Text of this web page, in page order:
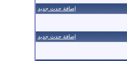
إضافة حدث جديد
إضافة حدث جديد